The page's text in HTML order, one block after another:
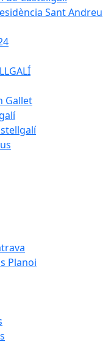
Sant Andreu
Gallet
Planoi